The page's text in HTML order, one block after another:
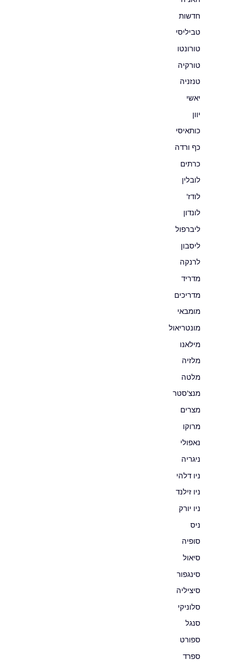
חדשות
טביליסי
טורונטו
טורקיה
טנזניה
יאשי
יוון
כותאיסי
כף ורדה
כרתים
לובלין
לודז'
לונדון
ליברפול
ליסבון
לרנקה
מדריד
מדריכים
מומבאי
מונטריאול
מילאנו
מלזיה
מלטה
מנצ'סטר
מצרים
מרוקו
נאפולי
ניגריה
ניו דלהי
ניו זילנד
ניו יורק
ניס
סופיה
סיאול
סינגפור
סיציליה
סלוניקי
סנגל
ספורט
ספרד